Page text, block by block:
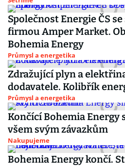
Společnost Energie ČS
firmou Amper Market.
Bohemia Energy
Průmysl a energetika
Zdražující plyn a
dodavatele. Kolibřík
Průmysl a energetika
Končící Bohemia Energy
všem svým závazkům
Nakupujeme
Bohemia Energy končí.